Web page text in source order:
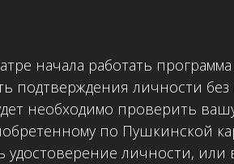
начала работать
подтверждения личности
необходимо проверить
по Пушкинской
удостоверение личности,